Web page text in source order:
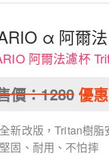
α 阿爾
阿爾法濾杯
價：1280優
新改版，Tritan樹脂
固、耐用、不怕摔